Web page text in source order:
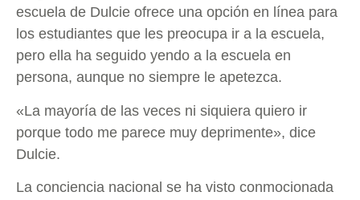
escuela de Dulcie ofrece una opción en línea para
los estudiantes que les preocupa ir a la escuela,
pero ella ha seguido yendo a la escuela en
persona, aunque no siempre le apetezca.
«La mayoría de las veces ni siquiera quiero ir
porque todo me parece muy deprimente», dice
Dulcie.
La conciencia nacional se ha visto conmocionada